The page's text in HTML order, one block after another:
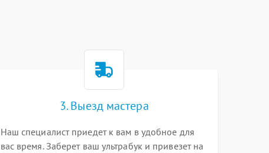
3. Выезд мастера
Наш специалист приедет к вам в удобное для
вас время. Заберет ваш ультрабук и привезет на